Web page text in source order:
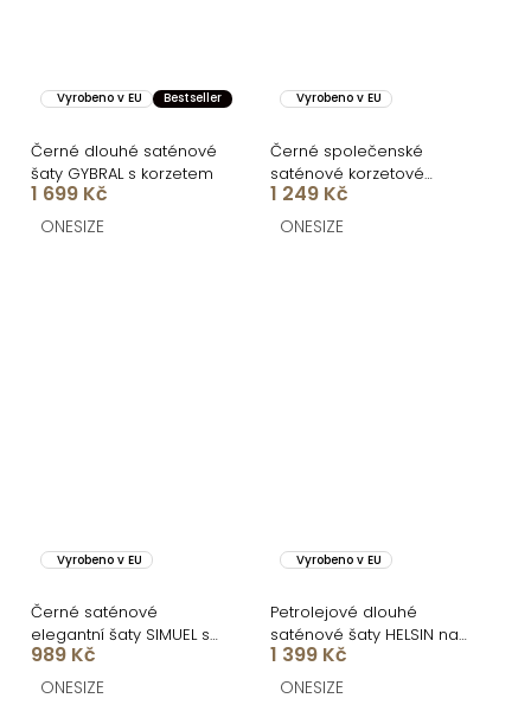
Vyrobeno v EU Bestseller
Černé dlouhé saténové
šaty GYBRAL s korzetem
1 699 Kč
ONESIZE
Vyrobeno v EU
Černé společenské
saténové korzetové
dlouhé šaty ZONTIRE
1 249 Kč
ONESIZE
Vyrobeno v EU
Černé saténové
elegantní šaty SIMUEL se
šněrováním
989 Kč
ONESIZE
Vyrobeno v EU
Petrolejové dlouhé
saténové šaty HELSIN na
ramínka
1 399 Kč
ONESIZE